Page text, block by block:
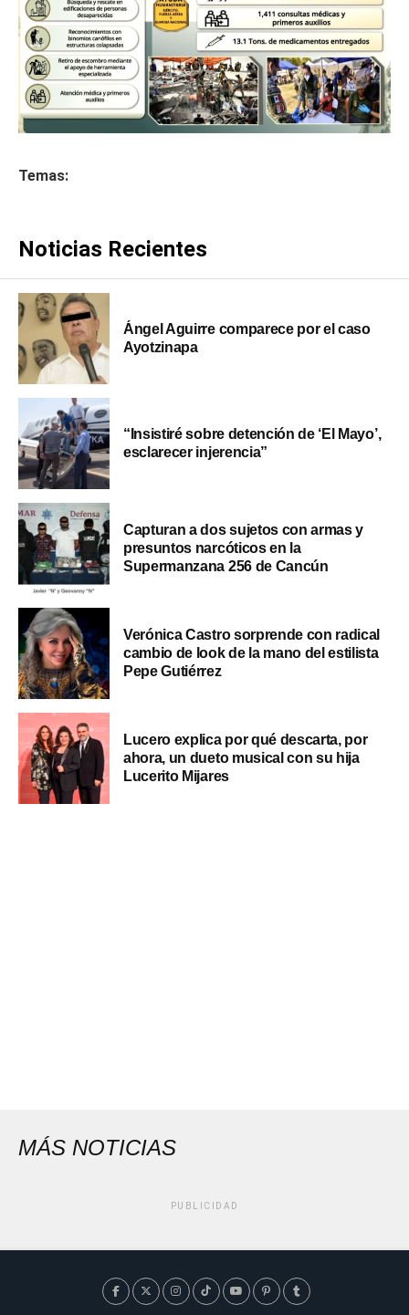
Temas:
Noticias Recientes
Ángel Aguirre comparece por el caso
Ayotzinapa
“Insistiré sobre detención de ‘El Mayo’,
esclarecer injerencia”
Capturan a dos sujetos con armas y
presuntos narcóticos en la
Supermanzana 256 de Cancún
Verónica Castro sorprende con radical
cambio de look de la mano del estilista
Pepe Gutiérrez
Lucero explica por qué descarta, por
ahora, un dueto musical con su hija
Lucerito Mijares
MÁS NOTICIAS
PUBLICIDAD